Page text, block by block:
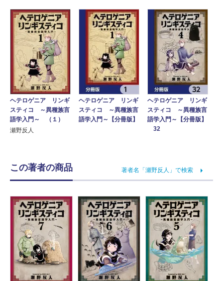
ヘテロゲニア リンギ
スティコ ～異種族言
語学入門～ （１）
瀬野反人
ヘテロゲニア リンギ
スティコ ～異種族言
語学入門～【分冊版】
ヘテロゲニア リンギ
スティコ ～異種族言
語学入門～【分冊版】
32
この著者の商品 著者名「瀬野反人」で検索